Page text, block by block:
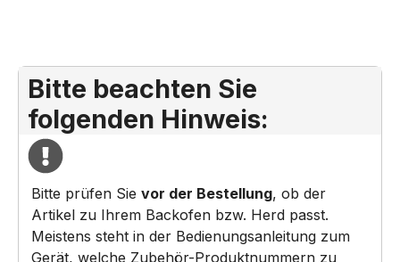
Bitte beachten Sie
folgenden Hinweis:
Bitte prüfen Sie vor der Bestellung, ob der
Artikel zu Ihrem Backofen bzw. Herd passt.
Meistens steht in der Bedienungsanleitung zum
Gerät, welche Zubehör-Produktnummern zu